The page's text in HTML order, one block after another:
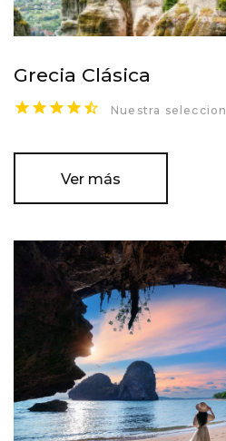
Grecia Clásica
Nuestra seleccion
Ver más